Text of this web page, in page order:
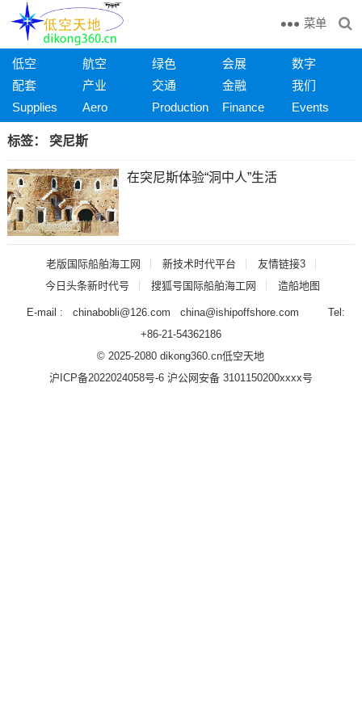
菜单
低空 航空 绿色 会展
数字
配套
产业 交通 金融
我们
Supplies
Aero Production Finance Events
标签： 突尼斯
在突尼斯体验“洞中人”生活
老版国际船舶海工网 新技术时代平台
友情链接3
今日头条新时代号
搜狐号国际船舶海工网 造船地图
E-mail : chinabobli@126.com china@ishipoffshore.com Tel:
+86-21-54362186
© 2025-2080 dikong360.cn低空天地
沪ICP备2022024058号-6 沪公网安备 3101150200xxxx号